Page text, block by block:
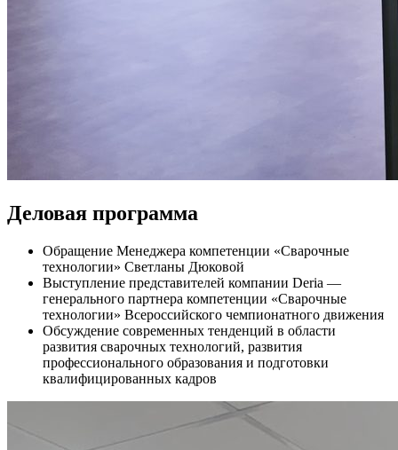
Деловая программа
Обращение Менеджера компетенции «Сварочные
технологии» Светланы Дюковой
Выступление представителей компании Deria —
генерального партнера компетенции «Сварочные
технологии» Всероссийского чемпионатного движения
Обсуждение современных тенденций в области
развития сварочных технологий, развития
профессионального образования и подготовки
квалифицированных кадров